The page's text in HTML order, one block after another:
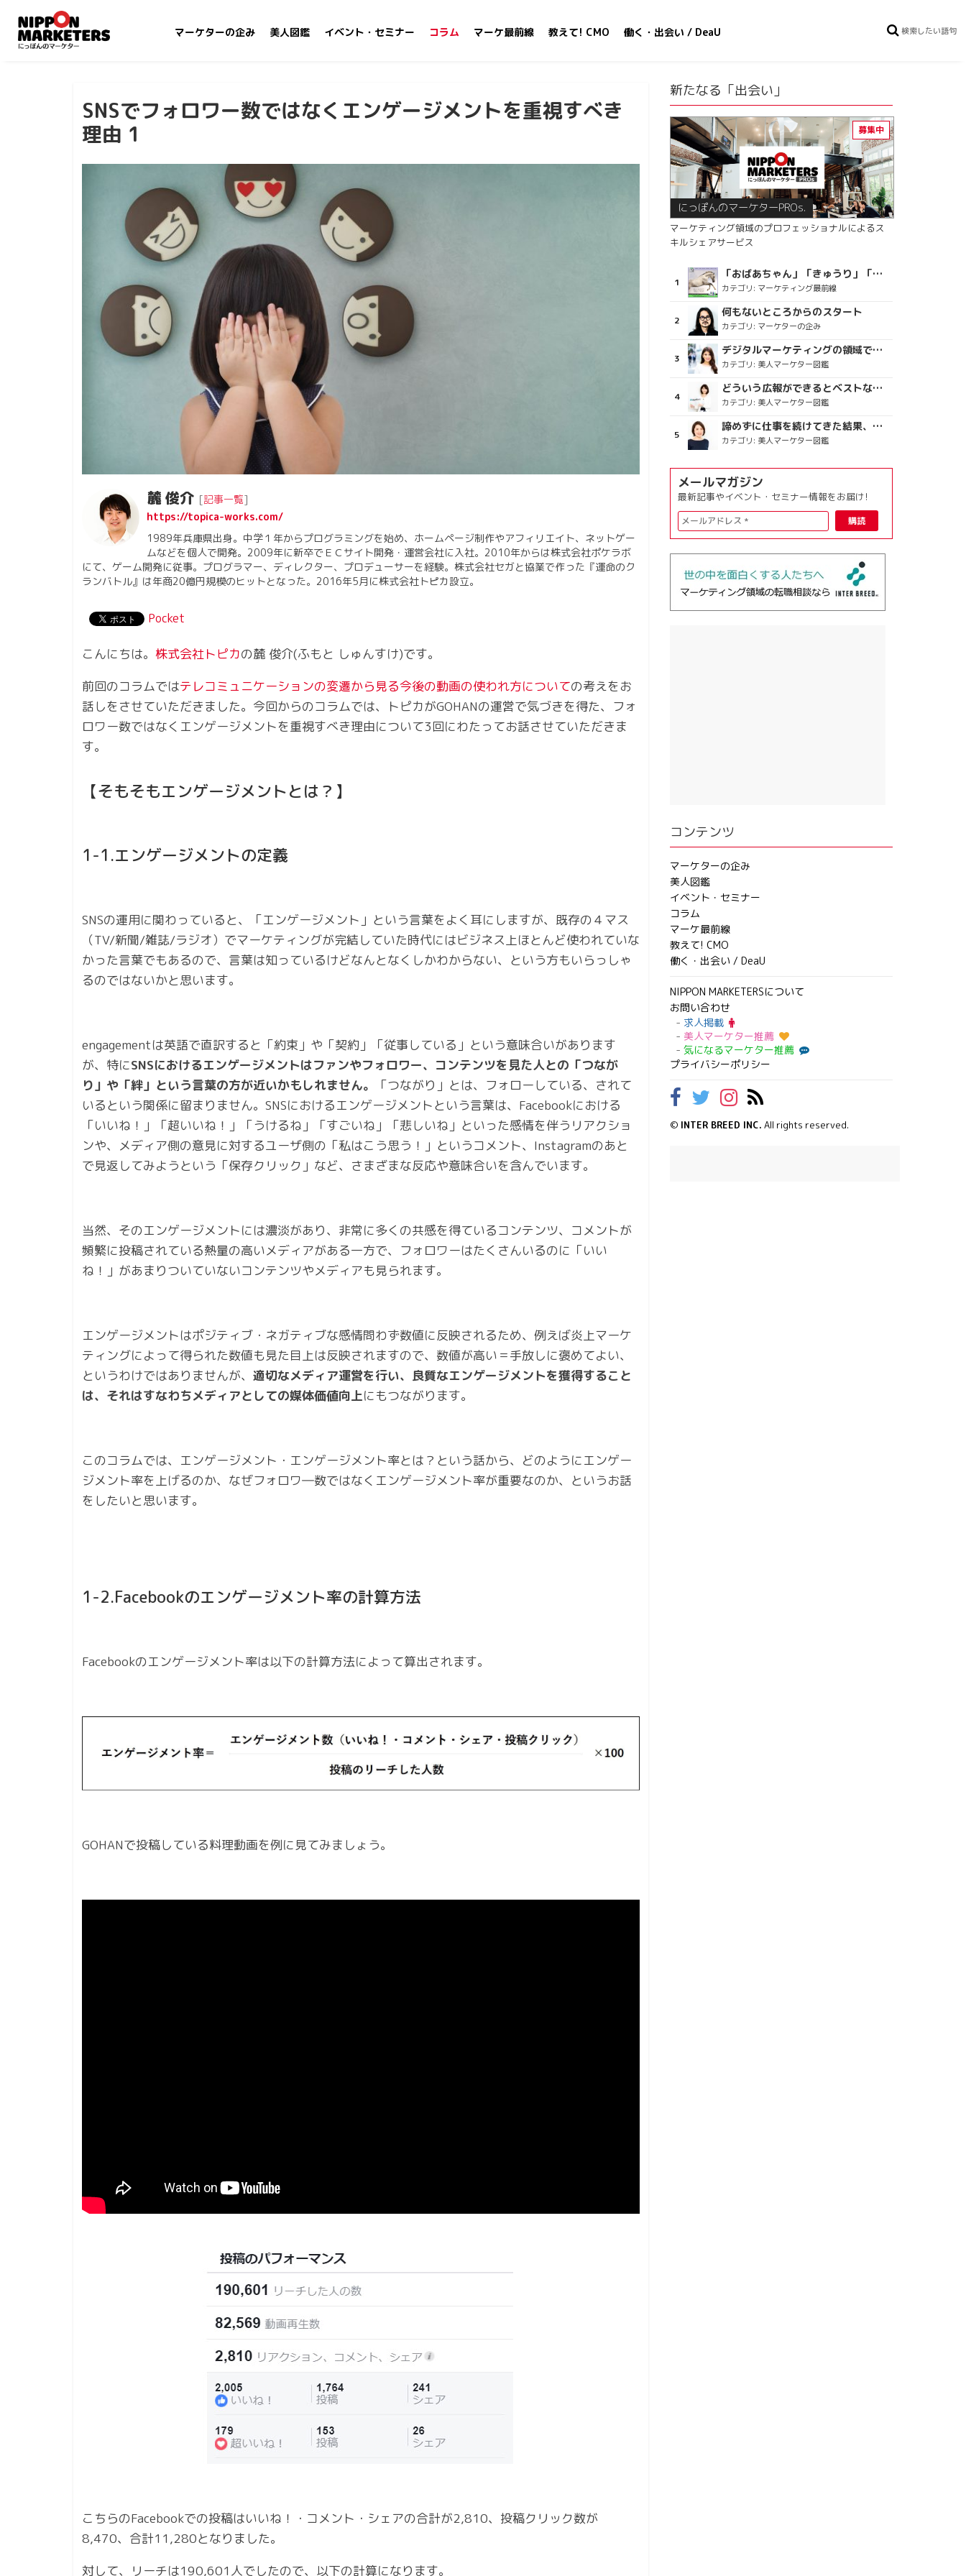
マーケターの企み 美人図鑑 イベント・セミナー コラム マーケ最前線 教えて! CMO 働く・出会い / DeaU
SNSでフォロワー数ではなくエンゲージメントを重視すべき
理由 1
麓 俊介 [記事一覧]
https://topica-works.com/
1989年兵庫県出身。中学１年からプログラミングを始め、ホームページ制作やアフィリエイト、ネットゲー
ムなどを個人で開発。2009年に新卒でＥＣサイト開発・運営会社に入社。2010年からは株式会社ポケラボ
にて、ゲーム開発に従事。プログラマー、ディレクター、プロデューサーを経験。株式会社セガと協業で作った『運命のク
ランバトル』は年商20億円規模のヒットとなった。2016年5月に株式会社トピカ設立。
Pocket
こんにちは。 株式会社トピカの麓 俊介(ふもと しゅんすけ)です。
前回のコラムではテレコミュニケーションの変遷から見る今後の動画の使われ方についての考えをお
話しをさせていただきました。今回からのコラムでは、トピカがGOHANの運営で気づきを得た、フォ
ロワー数ではなくエンゲージメントを重視すべき理由について3回にわたってお話させていただきま
す。
【そもそもエンゲージメントとは？】
1-1.エンゲージメントの定義
SNSの運用に関わっていると、「エンゲージメント」という言葉をよく耳にしますが、既存の４マス
（TV/新聞/雑誌/ラジオ）でマーケティングが完結していた時代にはビジネス上ほとんど使われていな
かった言葉でもあるので、言葉は知っているけどなんとなくしかわからない、という方もいらっしゃ
るのではないかと思います。
engagementは英語で直訳すると「約束」や「契約」「従事している」という意味合いがあります
が、特にSNSにおけるエンゲージメントはファンやフォロワー、コンテンツを見た人との「つなが
り」や「絆」という言葉の方が近いかもしれません。
「つながり」とは、フォローしている、されて
いるという関係に留まりません。SNSにおけるエンゲージメントという言葉は、Facebookにおける
「いいね！」「超いいね！」「うけるね」「すごいね」「悲しいね」といった感情を伴うリアクショ
ンや、メディア側の意見に対するユーザ側の「私はこう思う！」というコメント、Instagramのあと
で見返してみようという「保存クリック」など、さまざまな反応や意味合いを含んでいます。
当然、そのエンゲージメントには濃淡があり、非常に多くの共感を得ているコンテンツ、コメントが
頻繁に投稿されている熱量の高いメディアがある一方で、フォロワーはたくさんいるのに「いい
ね！」があまりついていないコンテンツやメディアも見られます。
エンゲージメントはポジティブ・ネガティブな感情問わず数値に反映されるため、例えば炎上マーケ
ティングによって得られた数値も見た目上は反映されますので、数値が高い＝手放しに褒めてよい、
というわけではありませんが、 適切なメディア運営を行い、良質なエンゲージメントを獲得すること
は、それはすなわちメディアとしての媒体価値向上にもつながります。
このコラムでは、エンゲージメント・エンゲージメント率とは？という話から、どのようにエンゲー
ジメント率を上げるのか、なぜフォロワ―数ではなくエンゲージメント率が重要なのか、というお話
をしたいと思います。
1-2.Facebookのエンゲージメント率の計算方法
Facebookのエンゲージメント率は以下の計算方法によって算出されます。
GOHANで投稿している料理動画を例に見てみましょう。
こちらのFacebookでの投稿はいいね！・コメント・シェアの合計が2,810、投稿クリック数が
8,470、合計11,280となりました。
対して、リーチは190,601人でしたので、以下の計算になります。
新たなる「出会い」
にっぽんのマーケターPROs.
マーケティング領域のプロフェッショナルによるス
キルシェアサービス
「おばあちゃん」「きゅうり」「ディスコで踊るおじさん」をCM素材に使った、「気持ちよさ」が売りの意外な商品とは？
カテゴリ: マーケティング最前線
何もないところからのスタート
カテゴリ: マーケターの企み
デジタルマーケティングの領域で、海外というステージに
カテゴリ: 美人マーケター図鑑
どういう広報ができるとベストなのか
カテゴリ: 美人マーケター図鑑
諦めずに仕事を続けてきた結果、楽しめている今がある
カテゴリ: 美人マーケター図鑑
メールマガジン
最新記事やイベント・セミナー情報をお届け!
コンテンツ
マーケターの企み
美人図鑑
イベント・セミナー
コラム
マーケ最前線
教えて! CMO
働く・出会い / DeaU
NIPPON MARKETERSについて
お問い合わせ
求人掲載
美人マーケター推薦
気になるマーケター推薦
プライバシーポリシー
© INTER BREED INC. All rights reserved.